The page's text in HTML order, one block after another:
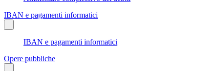
IBAN e pagamenti informatici
IBAN e pagamenti informatici
Opere pubbliche